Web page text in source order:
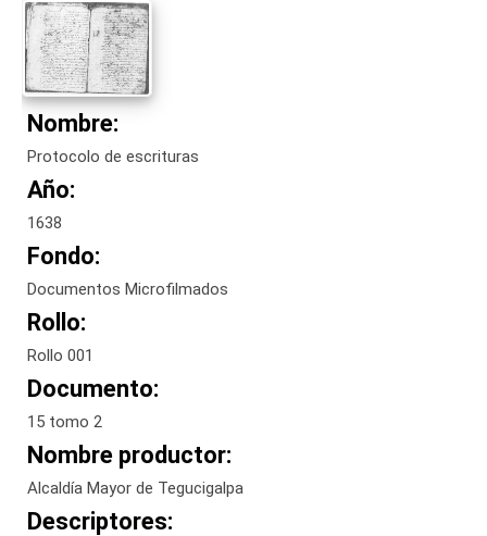
Nombre:
Protocolo de escrituras
Año:
1638
Fondo:
Documentos Microfilmados
Rollo:
Rollo 001
Documento:
15 tomo 2
Nombre productor:
Alcaldía Mayor de Tegucigalpa
Descriptores: